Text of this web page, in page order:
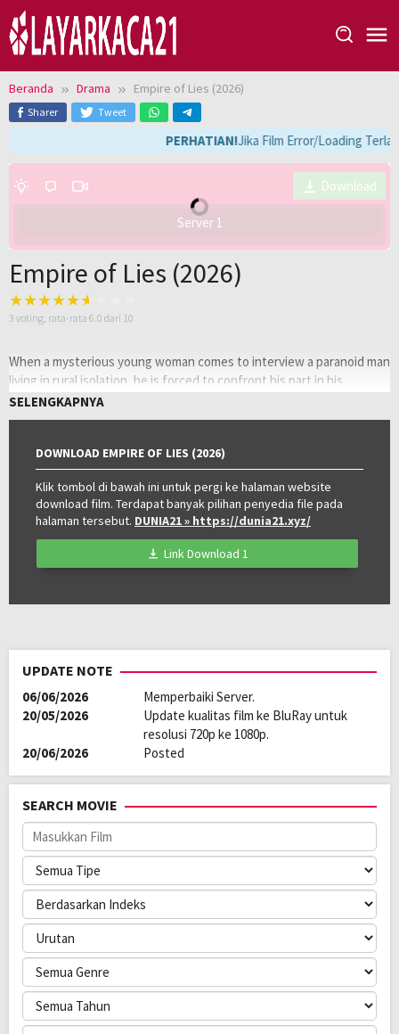
Loncat
ke
konten
Beranda Drama Empire of Lies (2026)
Sharer Tweet
PERHATIAN!Jika Film Error/Loading
Download
Server 1
Empire of Lies (2026)
3 voting, rata-rata 6.0 dari 10
When a mysterious young woman comes to interview a paranoid man
living in rural isolation, he is forced to confront his part in his
daughter’s murder.
Diposting
pada:
Juli 7, 2026
Tagline:
Just because you’re paranoid… doesn’t
mean they’re not out to get you.
Genre:
Drama,Thriller
Tahun:
2026
Durasi:
73 Min
United Kingdom
SELENGKAPNYA
DOWNLOAD EMPIRE OF LIES (2026)
Klik tombol di bawah ini untuk pergi ke halaman website
download film. Terdapat banyak pilihan penyedia file pada
halaman tersebut. DUNIA21» https://dunia21.xyz/
Link Download 1
UPDATE NOTE
06/06/2026
Memperbaiki Server.
20/05/2026
Update kualitas film ke BluRay untuk
resolusi 720p ke 1080p.
20/06/2026
Posted
SEARCH MOVIE